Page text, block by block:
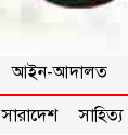
আইন-আদালত
সারাদেশ সাহিত্য